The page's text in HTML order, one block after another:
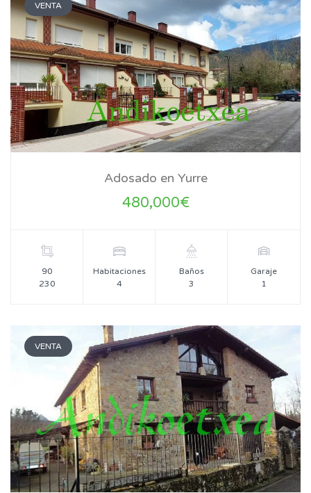
VENTA
Adosado en Yurre
480,000€
90
230
Habitaciones
4
Baños
3
Garaje
1
VENTA